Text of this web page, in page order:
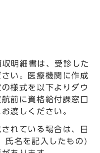
明細書は、受診した
い。医療機関に作成
様式を以下よりダウ
前に資格給付課窓口
渡しください。
れている場合は、日
氏名を記入したもの)